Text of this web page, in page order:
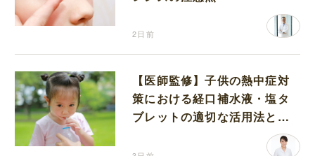
2日前
【医師監修】子供の熱中症対
策における経口補水液・塩タ
ブレットの適切な活用法と水